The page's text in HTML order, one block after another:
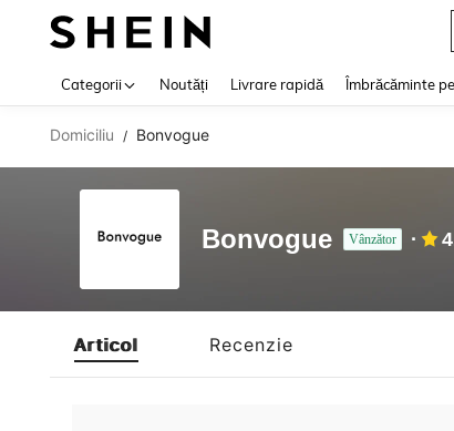
Categorii Noutăți Livrare rapidă Îmbrăcăminte
Domiciliu / Bonvogue
Bonvogue Vânzător
Articol Recenzie